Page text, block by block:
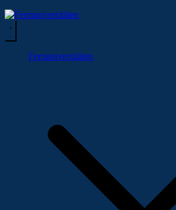
Fernuniversitäten